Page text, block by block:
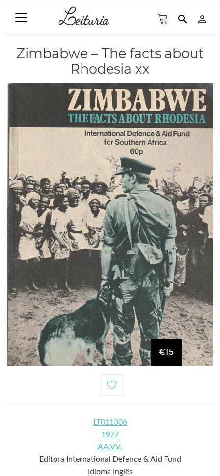
search person_outline
Zimbabwe – The facts about
Rhodesia xx
€15
LT011306
1977
AA.VV.
Editora International Defence & Aid Fund
Idioma Inglês